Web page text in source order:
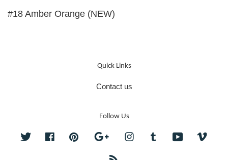
#18 Amber Orange (NEW)
Quick Links
Contact us
Follow Us
Twitter FacebookPinterest Google InstagramTumblr YouTube